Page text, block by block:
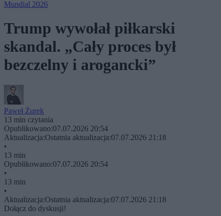
Mundial 2026
Trump wywołał piłkarski
skandal. „Cały proces był
bezczelny i arogancki”
Paweł Żurek
13 min czytania
Opublikowano:07.07.2026 20:54
Aktualizacja:Ostatnia aktualizacja:07.07.2026 21:18
•
13 min
Opublikowano:07.07.2026 20:54
•
13 min
•
Aktualizacja:Ostatnia aktualizacja:07.07.2026 21:18
Dołącz do dyskusji!